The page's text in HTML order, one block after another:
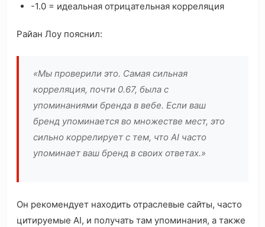
-1.0 = идеальная отрицательная корреляция
Райан Лоу пояснил:
«Мы проверили это. Самая сильная
корреляция, почти 0.67, была с
упоминаниями бренда в вебе. Если ваш
бренд упоминается во множестве мест, это
сильно коррелирует с тем, что AI часто
упоминает ваш бренд в своих ответах.»
Он рекомендует находить отраслевые сайты, часто
цитируемые AI, и получать там упоминания, а также